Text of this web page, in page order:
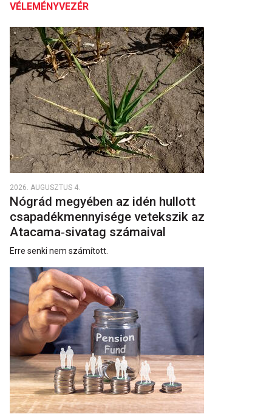
VÉLEMÉNYVEZÉR
2026. AUGUSZTUS 4.
Nógrád megyében az idén hullott
csapadékmennyisége vetekszik az
Atacama‑sivatag számaival
Erre senki nem számított.